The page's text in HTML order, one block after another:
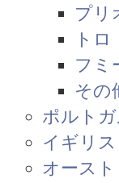
プリ
トロ
フミ
その
ポルト
イギリス
オース